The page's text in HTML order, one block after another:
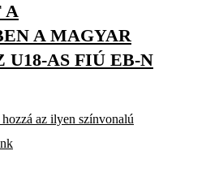
A
A MAGYAR
AS FIÚ EB-N
az ilyen színvonalú